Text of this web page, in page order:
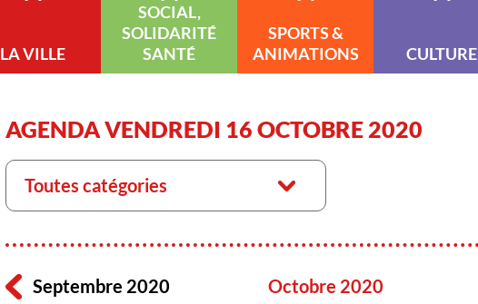
LA VILLE
SOCIAL,
SOLIDARITÉ
SANTÉ
SPORTS &
ANIMATIONS
CULTURE
AGENDA VENDREDI 16 OCTOBRE 2020
Toutes catégories
Septembre 2020 Octobre 2020